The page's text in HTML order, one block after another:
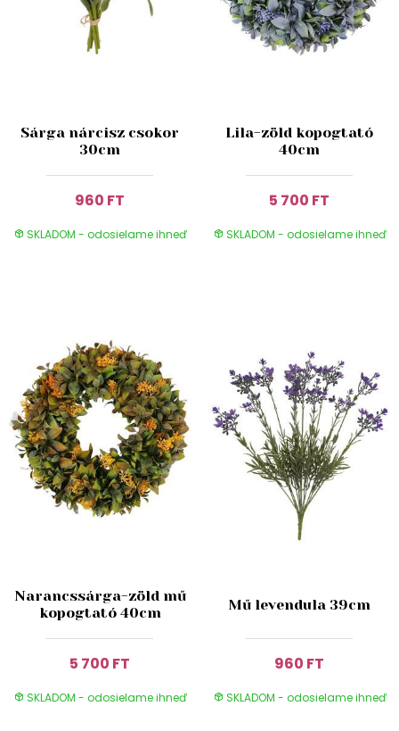
Sárga nárcisz csokor
30cm
960 FT
SKLADOM - odosielame ihneď
Lila-zöld kopogtató
40cm
5 700 FT
SKLADOM - odosielame ihneď
Narancssárga-zöld mű
kopogtató 40cm
5 700 FT
SKLADOM - odosielame ihneď
Mű levendula 39cm
960 FT
SKLADOM - odosielame ihneď